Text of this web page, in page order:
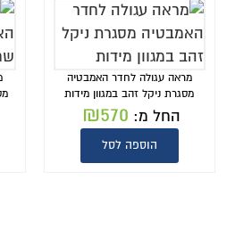
מראה עגולה לחדר האמבטיה
מסגרת ניקל זהב במגוון מידות
החל מ: ₪570
הוספה לסל